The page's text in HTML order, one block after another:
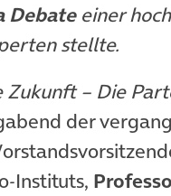
Debateeiner
stellte.
– Die
der
Instituts,